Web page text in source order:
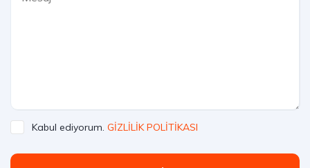
Kabul ediyorum. GİZLİLİK POLİTİKASI